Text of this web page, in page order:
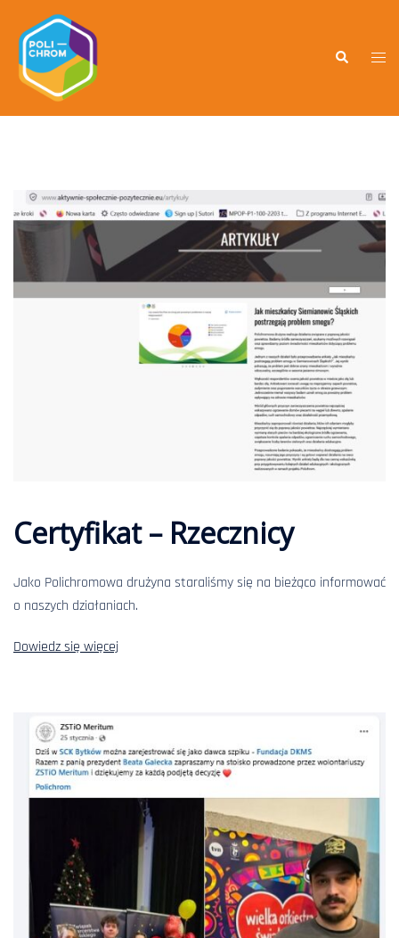
Certyfikat – Rzecznicy
Jako Polichromowa drużyna staraliśmy się na bieżąco informować
o naszych działaniach.
Dowiedz się więcej